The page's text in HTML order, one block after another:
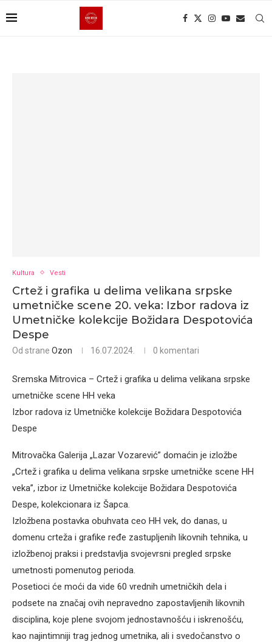
Kultura Vesti
Crtež i grafika u delima velikana srpske
umetničke scene 20. veka: Izbor radova iz
Umetničke kolekcije Božidara Despotovića
Despe
Od strane Ozon 16.07.2024. 0 komentari
Sremska Mitrovica – Crtež i grafika u delima velikana srpske
umetničke scene HH veka
Izbor radova iz Umetničke kolekcije Božidara Despotovića
Despe
Mitrovačka Galerija „Lazar Vozarević” domaćin je izložbe
„Crtež i grafika u delima velikana srpske umetničke scene HH
veka”, izbor iz Umetničke kolekcije Božidara Despotovića
Despe, kolekcionara iz Šapca.
Izložbena postavka obuhvata ceo HH vek, do danas, u
domenu crteža i grafike ređe zastupljenih likovnih tehnika, u
izložbenoj praksi i predstavlja svojevrsni pregled srpske
umetnosti pomenutog perioda.
Posetioci će moći da vide 60 vrednih umetničkih dela i
podsete na značaj ovih nepravedno zapostavljenih likovnih
disciplina, koje plene svojom jednostavnošću i iskrenošću,
kao najintimniji trag jednog umetnika, ali i svedočanstvo o